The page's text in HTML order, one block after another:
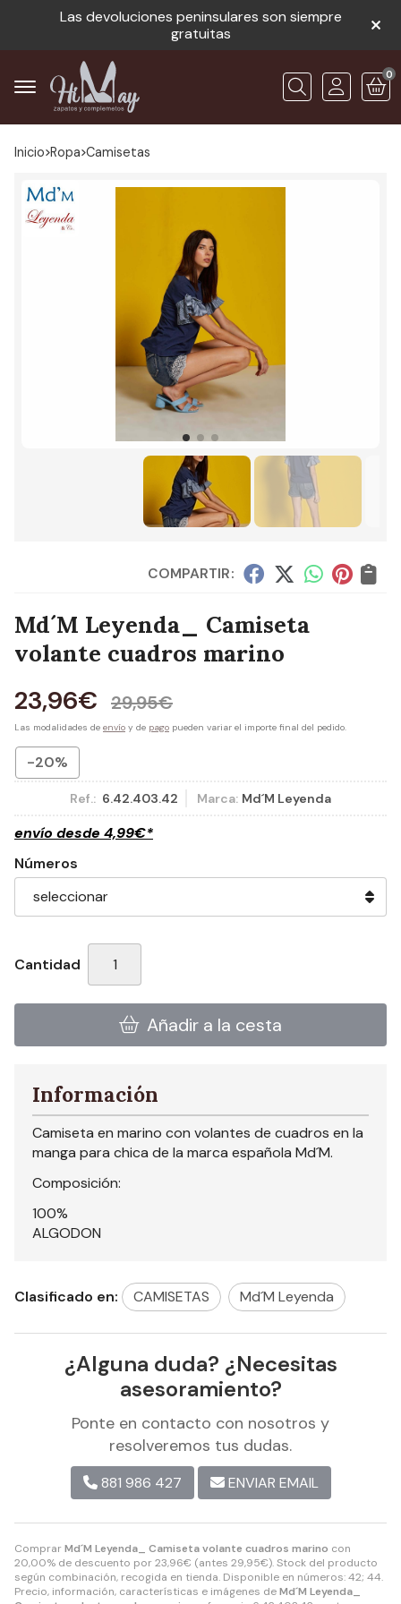
Las devoluciones peninsulares son siempre
gratuitas
Buscar
0
Inicio ropa camisetas
COMPARTIR:
Md´M Leyenda_ Camiseta
volante cuadros marino
23,96€ 29,95€
Las modalidades de envío y de pago pueden variar el importe final del pedido.
-20%
Ref.: 6.42.403.42 Marca: Md´M Leyenda
envío desde 4,99€*
Números
Cantidad
Añadir a la cesta
ComprarMd´M Leyenda_ Camiseta volante cuadros marino con
20,00% de descuento por23,96€ (antes 29,95€). Stock del producto
según combinación, recogida en tienda. Disponible en números: 42; 44.
Precio, información, características e imágenes deMd´M Leyenda_
Información
Camiseta en marino con volantes de cuadros en la
manga para chica de la marca española Md´M.
Composición:
100%
ALGODON
Clasificado en: CAMISETAS Md´M Leyenda
¿Alguna duda? ¿Necesitas
asesoramiento?
Ponte en contacto con nosotros y
resolveremos tus dudas.
881 986 427 ENVIAR EMAIL